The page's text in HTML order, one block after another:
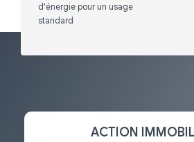
d'énergie pour un usage
standard
ACTION